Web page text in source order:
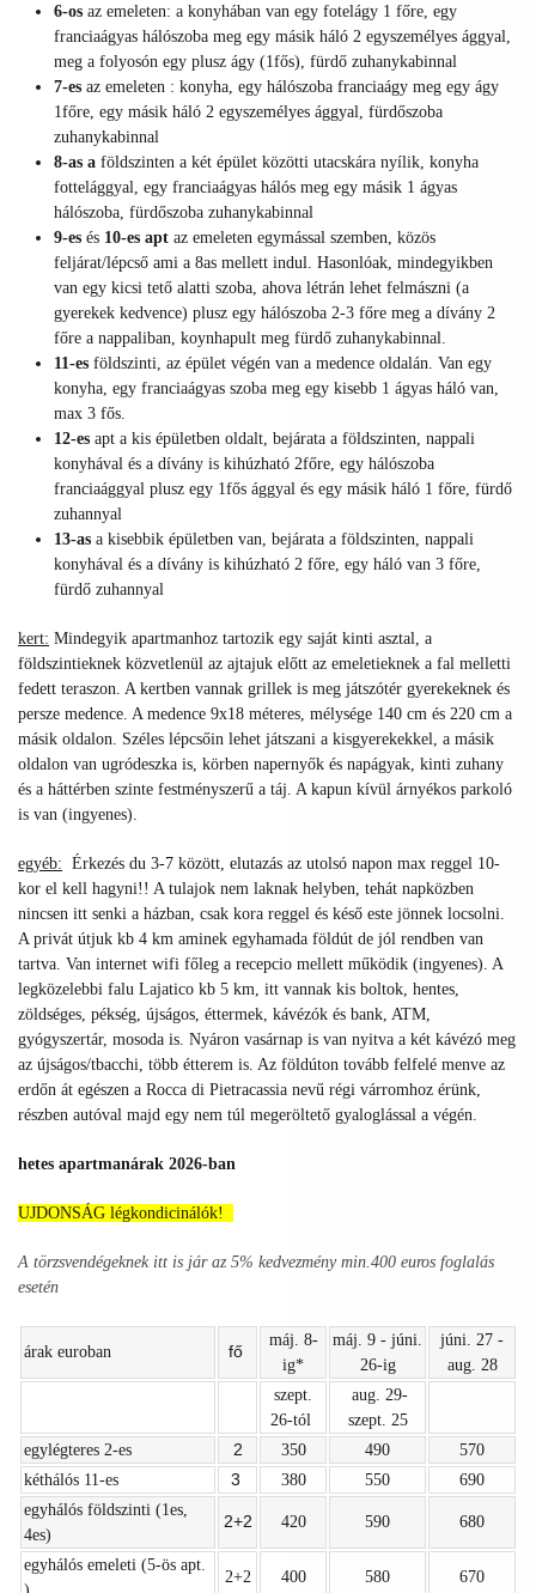
6-os az emeleten: a konyhában van egy fotelágy 1 főre, egy
franciaágyas hálószoba meg egy másik háló 2 egyszemélyes ággyal,
meg a folyosón egy plusz ágy (1fős), fürdő zuhanykabinnal
7-es az emeleten : konyha, egy hálószoba franciaágy meg egy ágy
1főre, egy másik háló 2 egyszemélyes ággyal, fürdőszoba
zuhanykabinnal
8-as a földszinten a két épület közötti utacskára nyílik, konyha
fottelággyal, egy franciaágyas hálós meg egy másik 1 ágyas
hálószoba, fürdőszoba zuhanykabinnal
9-es és 10-es apt az emeleten egymással szemben, közös
feljárat/lépcső ami a 8as mellett indul. Hasonlóak, mindegyikben
van egy kicsi tető alatti szoba, ahova létrán lehet felmászni (a
gyerekek kedvence) plusz egy hálószoba 2-3 főre meg a dívány 2
főre a nappaliban, koynhapult meg fürdő zuhanykabinnal.
11-es földszinti, az épület végén van a medence oldalán. Van egy
konyha, egy franciaágyas szoba meg egy kisebb 1 ágyas háló van,
max 3 fős.
12-es apt a kis épületben oldalt, bejárata a földszinten, nappali
konyhával és a dívány is kihúzható 2főre, egy hálószoba
franciaággyal plusz egy 1fős ággyal és egy másik háló 1 főre, fürdő
zuhannyal
13-as a kisebbik épületben van, bejárata a földszinten, nappali
konyhával és a dívány is kihúzható 2 főre, egy háló van 3 főre,
fürdő zuhannyal
kert: Mindegyik apartmanhoz tartozik egy saját kinti asztal, a
földszintieknek közvetlenül az ajtajuk előtt az emeletieknek a fal melletti
fedett teraszon. A kertben vannak grillek is meg játszótér gyerekeknek és
persze medence. A medence 9x18 méteres, mélysége 140 cm és 220 cm a
másik oldalon. Széles lépcsőin lehet játszani a kisgyerekekkel, a másik
oldalon van ugródeszka is, körben napernyők és napágyak, kinti zuhany
és a háttérben szinte festményszerű a táj. A kapun kívül árnyékos parkoló
is van (ingyenes).
egyéb: Érkezés du 3-7 között, elutazás az utolsó napon max reggel 10-
kor el kell hagyni!! A tulajok nem laknak helyben, tehát napközben
nincsen itt senki a házban, csak kora reggel és késő este jönnek locsolni.
A privát útjuk kb 4 km aminek egyhamada földút de jól rendben van
tartva. Van internet wifi főleg a recepcio mellett működik (ingyenes). A
legközelebbi falu Lajatico kb 5 km, itt vannak kis boltok, hentes,
zöldséges, pékség, újságos, éttermek, kávézók és bank, ATM,
gyógyszertár, mosoda is. Nyáron vasárnap is van nyitva a két kávézó meg
az újságos/tbacchi, több étterem is. Az földúton tovább felfelé menve az
erdőn át egészen a Rocca di Pietracassia nevű régi várromhoz érünk,
részben autóval majd egy nem túl megeröltető gyaloglással a végén.
hetes apartmanárak 2026-ban
UJDONSÁG légkondicinálók!
A törzsvendégeknek itt is jár az 5% kedvezmény min.400 euros foglalás
esetén
árak euroban fő
máj. 8-
ig*
máj. 9 - júni.
26-ig
júni. 27 -
aug. 28
szept.
26-tól
aug. 29-
szept. 25
egylégteres 2-es
2 350 490
570
kéthálós 11-es
3 380 550
690
egyhálós földszinti (1es,
4es)
2+2 420 590 680
egyhálós emeleti (5-ös apt.
2+2 400 580 670